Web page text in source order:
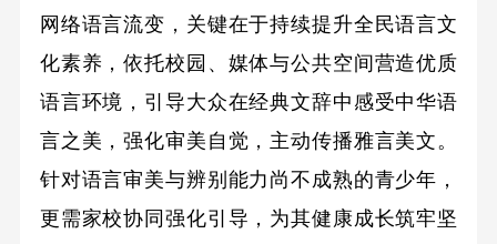
网络语言流变，关键在于持续提升全民语言文
化素养，依托校园、媒体与公共空间营造优质
语言环境，引导大众在经典文辞中感受中华语
言之美，强化审美自觉，主动传播雅言美文。
针对语言审美与辨别能力尚不成熟的青少年，
更需家校协同强化引导，为其健康成长筑牢坚